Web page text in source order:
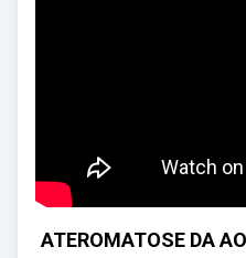
ATEROMATOSE DA